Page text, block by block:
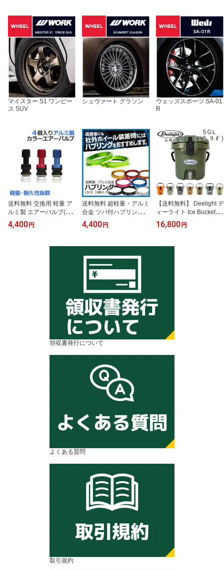
マイスター S1 ワンピー
ス SUV
シュヴァート グラソン
ウェッズスポーツ SA-01
R
送料無料 交換用 軽量 ア
ルミ製 エアーバルブ(チ
ューブレスバルブ) 1台分
(4個入り)
4,400 円
送料無料 超軽量・アルミ
合金 ツバ付ハブリング
国産車(5穴/4穴)用 1台分
(4個入り)
4,400 円
【送料無料】 Deelight デ
ィーライト Ice Bucket ア
イスバケツ 5ガロン(18.9
L) ステンレス蛇口 正規
トドア キャンプ
16,800 円
領収書発行について
よくある質問
取引規約